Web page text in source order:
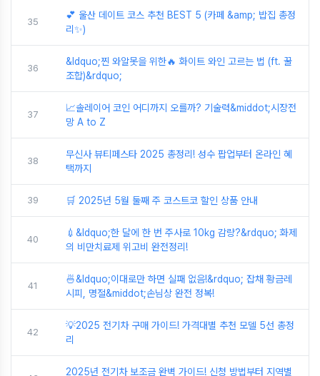
35
💕 울산 데이트 코스 추천 BEST 5 (카페 &amp; 밥집 총정
리✨)
36
&ldquo;찐 와알못을 위한🔥 화이트 와인 고르는 법 (ft. 꿀
조합)&rdquo;
37
📈솔레이어 코인 어디까지 오를까? 기술력&middot;시장전
망 A to Z
38
무신사 뷰티페스타 2025 총정리! 성수 팝업부터 온라인 혜
택까지
39 🛒 2025년 5월 둘째 주 코스트코 할인 상품 안내
40
💉&ldquo;한 달에 한 번 주사로 10kg 감량?&rdquo; 화제
의 비만치료제 위고비 완전정리!
41
🍜&ldquo;이대로만 하면 실패 없음!&rdquo; 잡채 황금레
시피, 명절&middot;손님상 완전 정복!
42
💡2025 전기차 구매 가이드! 가격대별 추천 모델 5선 총정
리
2025년 전기차 보조금 완벽 가이드! 신청 방법부터 지역별